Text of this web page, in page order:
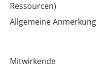
Ressourcen)
Allgemeine Anmerkung
Mitwirkende